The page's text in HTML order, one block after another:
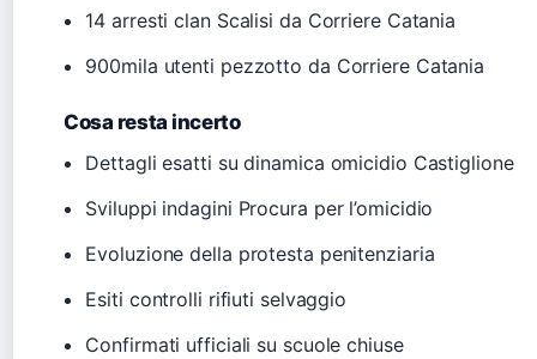
14 arresti clan Scalisi da Corriere Catania
900mila utenti pezzotto da Corriere Catania
Cosa resta incerto
Dettagli esatti su dinamica omicidio Castiglione
Sviluppi indagini Procura per l’omicidio
Evoluzione della protesta penitenziaria
Esiti controlli rifiuti selvaggio
Confirmati ufficiali su scuole chiuse